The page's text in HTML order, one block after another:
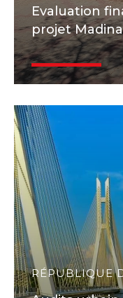
Evaluation
projet
RÉPUBLIQUE